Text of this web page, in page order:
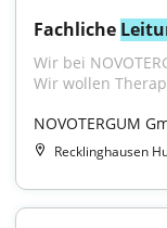
Fachliche
Wir bei
Wir wollen
NOVOTERGUM
Recklinghausen